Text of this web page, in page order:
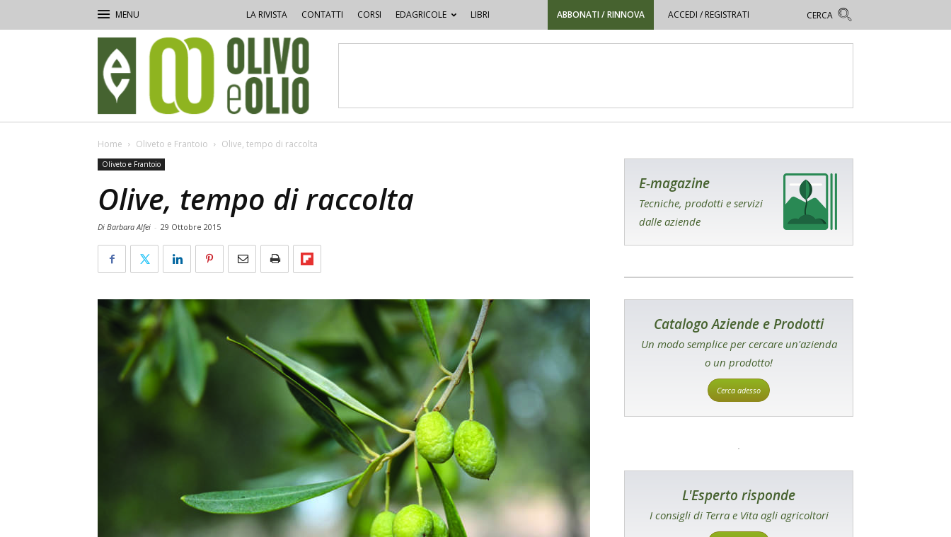
LA RIVISTA CONTATTI CORSI EDAGRICOLE LIBRI ABBONATI / RINNOVA ACCEDI / REGISTRATI
e
Olio
Home Oliveto e Frantoio Olive, tempo di raccolta
Oliveto e Frantoio
Olive, tempo di raccolta
Di Barbara Alfei - 29 Ottobre 2015
E-magazine
Tecniche, prodotti e servizi
dalle aziende
Catalogo Aziende e Prodotti
Un modo semplice per cercare un'azienda
o un prodotto!
Cerca adesso
L'Esperto risponde
I consigli di Terra e Vita agli agricoltori